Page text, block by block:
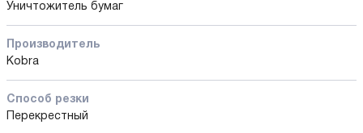
Уничтожитель бумаг
Производитель
Kobra
Способ резки
Перекрестный